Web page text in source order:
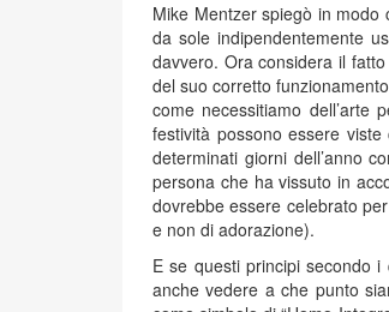
Mike Mentzer spiegò in modo
da sole indipendentemente
davvero. Ora considera il
del suo corretto
come necessitiamo dell’arte
festività possono essere
determinati giorni dell’anno
persona che ha vissuto in
dovrebbe essere celebrato
e non di adorazione).
E se questi principi secondo
anche vedere a che punto